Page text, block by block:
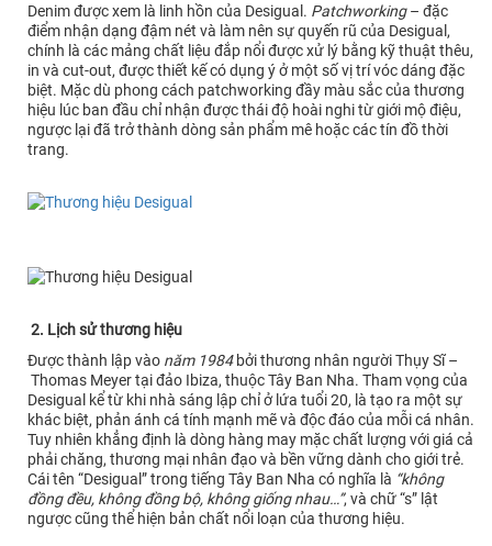
Denim được xem là linh hồn của Desigual. Patchworking– đặc
điểm nhận dạng đậm nét và làm nên sự quyến rũ của Desigual,
chính là các mảng chất liệu đắp nổi được xử lý bằng kỹ thuật thêu,
in và cut-out, được thiết kế có dụng ý ở một số vị trí vóc dáng đặc
biệt. Mặc dù phong cách patchworking đầy màu sắc của thương
hiệu lúc ban đầu chỉ nhận được thái độ hoài nghi từ giới mộ điệu,
ngược lại đã trở thành dòng sản phẩm mê hoặc các tín đồ thời
trang.
2. Lịch sử thương hiệu
Được thành lập vào năm 1984bởi thương nhân người Thụy Sĩ –
Thomas Meyer tại đảo Ibiza, thuộc Tây Ban Nha. Tham vọng của
Desigual kể từ khi nhà sáng lập chỉ ở lứa tuổi 20, là tạo ra một sự
khác biệt, phản ánh cá tính mạnh mẽ và độc đáo của mỗi cá nhân.
Tuy nhiên khẳng định là dòng hàng may mặc chất lượng với giá cả
phải chăng, thương mại nhân đạo và bền vững dành cho giới trẻ.
Cái tên “Desigual” trong tiếng Tây Ban Nha có nghĩa là “không
đồng đều, không đồng bộ, không giống nhau…”, và chữ “s” lật
ngược cũng thể hiện bản chất nổi loạn của thương hiệu.